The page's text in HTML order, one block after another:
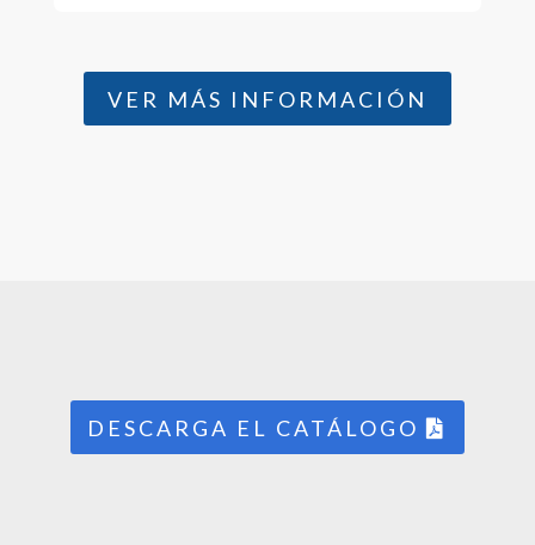
VER MÁS INFORMACIÓN
DESCARGA EL CATÁLOGO